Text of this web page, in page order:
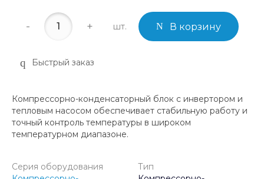
- + шт. В корзину
Быстрый заказ
Компрессорно-конденсаторный блок с инвертором и
тепловым насосом обеспечивает стабильную работу и
точный контроль температуры в широком
температурном диапазоне.
Серия оборудования
Тип